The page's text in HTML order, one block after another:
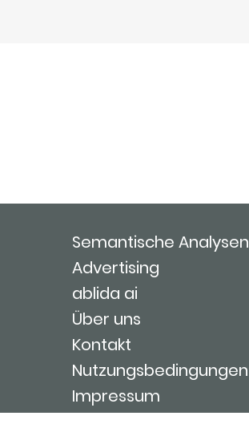
Semantische Analysen
Advertising
ablida ai
Über uns
Kontakt
Nutzungsbedingungen
Impressum